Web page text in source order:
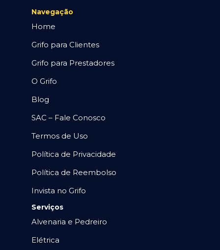
Navegação
Home
Grifo para Clientes
Grifo para Prestadores
O Grifo
Blog
SAC – Fale Conosco
Termos de Uso
Política de Privacidade
Política de Reembolso
Invista no Grifo
Serviços
Alvenaria e Pedreiro
Elétrica